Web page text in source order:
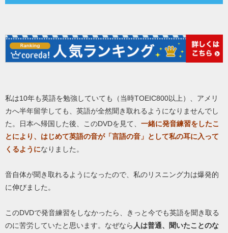
私は10年も英語を勉強していても（当時TOEIC800以上）、アメリ
カへ半年留学しても、英語が全然聞き取れるようになりませんでし
た。日本へ帰国した後、このDVDを見て、 一緒に発音練習をしたこ
とにより、はじめて英語の音が「言語の音」として私の耳に入って
くるようになりました。
音自体が聞き取れるようになったので、私のリスニング力は爆発的
に伸びました。
このDVDで発音練習をしなかったら、きっと今でも英語を聞き取る
のに苦労していたと思います。なぜなら 人は普通、聞いたことのな